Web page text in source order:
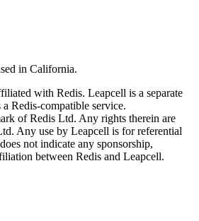
in California.
with Redis. Leapcell is a separate
Redis-compatible service.
of Redis Ltd. Any rights therein are
Any use by Leapcell is for referential
not indicate any sponsorship,
between Redis and Leapcell.